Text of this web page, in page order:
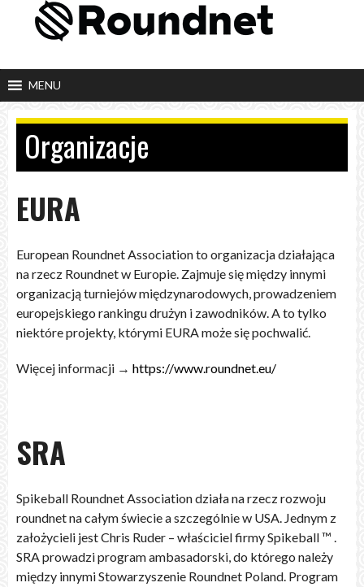
MENU
Organizacje
EURA
European Roundnet Association to organizacja działająca
na rzecz Roundnet w Europie. Zajmuje się między innymi
organizacją turniejów międzynarodowych, prowadzeniem
europejskiego rankingu drużyn i zawodników. A to tylko
niektóre projekty, którymi EURA może się pochwalić.
Więcej informacji → https://www.roundnet.eu/
SRA
Spikeball Roundnet Association działa na rzecz rozwoju
roundnet na całym świecie a szczególnie w USA. Jednym z
założycieli jest Chris Ruder – właściciel firmy Spikeball ™ .
SRA prowadzi program ambasadorski, do którego należy
między innymi Stowarzyszenie Roundnet Poland. Program